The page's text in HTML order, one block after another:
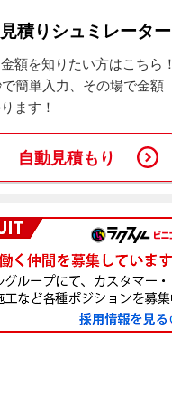
積りシュミレーター
額を知りたい方はこちら！
簡単入力、その場で金額
ます！
自動見積もり